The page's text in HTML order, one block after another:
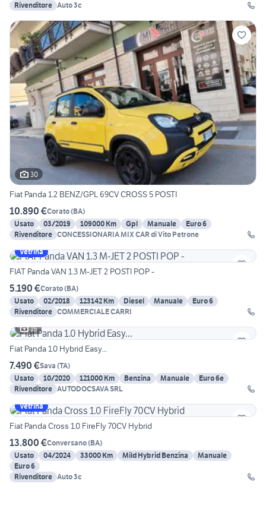
Rivenditore Auto 3c
30
Fiat Panda 1.2 BENZ/GPL 69CV CROSS 5 POSTI
10.890 €Corato(BA)
Usato
03/2019 109000 Km Gpl Manuale
Euro 6
Rivenditore CONCESSIONARIA MIX CAR di Vito Petrone
Vetrina
FIAT Panda VAN 1.3 M-JET 2 POSTI POP -
5.190 €Corato(BA)
Usato
02/2018 123142 Km Diesel Manuale
Euro 6
Rivenditore COMMERCIALE CARRI
15
Fiat Panda 1.0 Hybrid Easy...
7.490 €Sava (TA)
Usato
10/2020 121000 Km Benzina Manuale
Euro 6e
Rivenditore AUTODOCSAVA SRL
Vetrina
Fiat Panda Cross 1.0 FireFly 70CV Hybrid
13.800 €Conversano(BA)
Usato
04/2024 33000 Km Mild Hybrid Benzina
Manuale
Euro 6
Rivenditore Auto 3c